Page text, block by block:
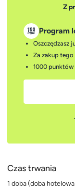
Z
Program
Oszczędzasz
Za zakup
1000 punktów
Czas trwania
1 doba (doba